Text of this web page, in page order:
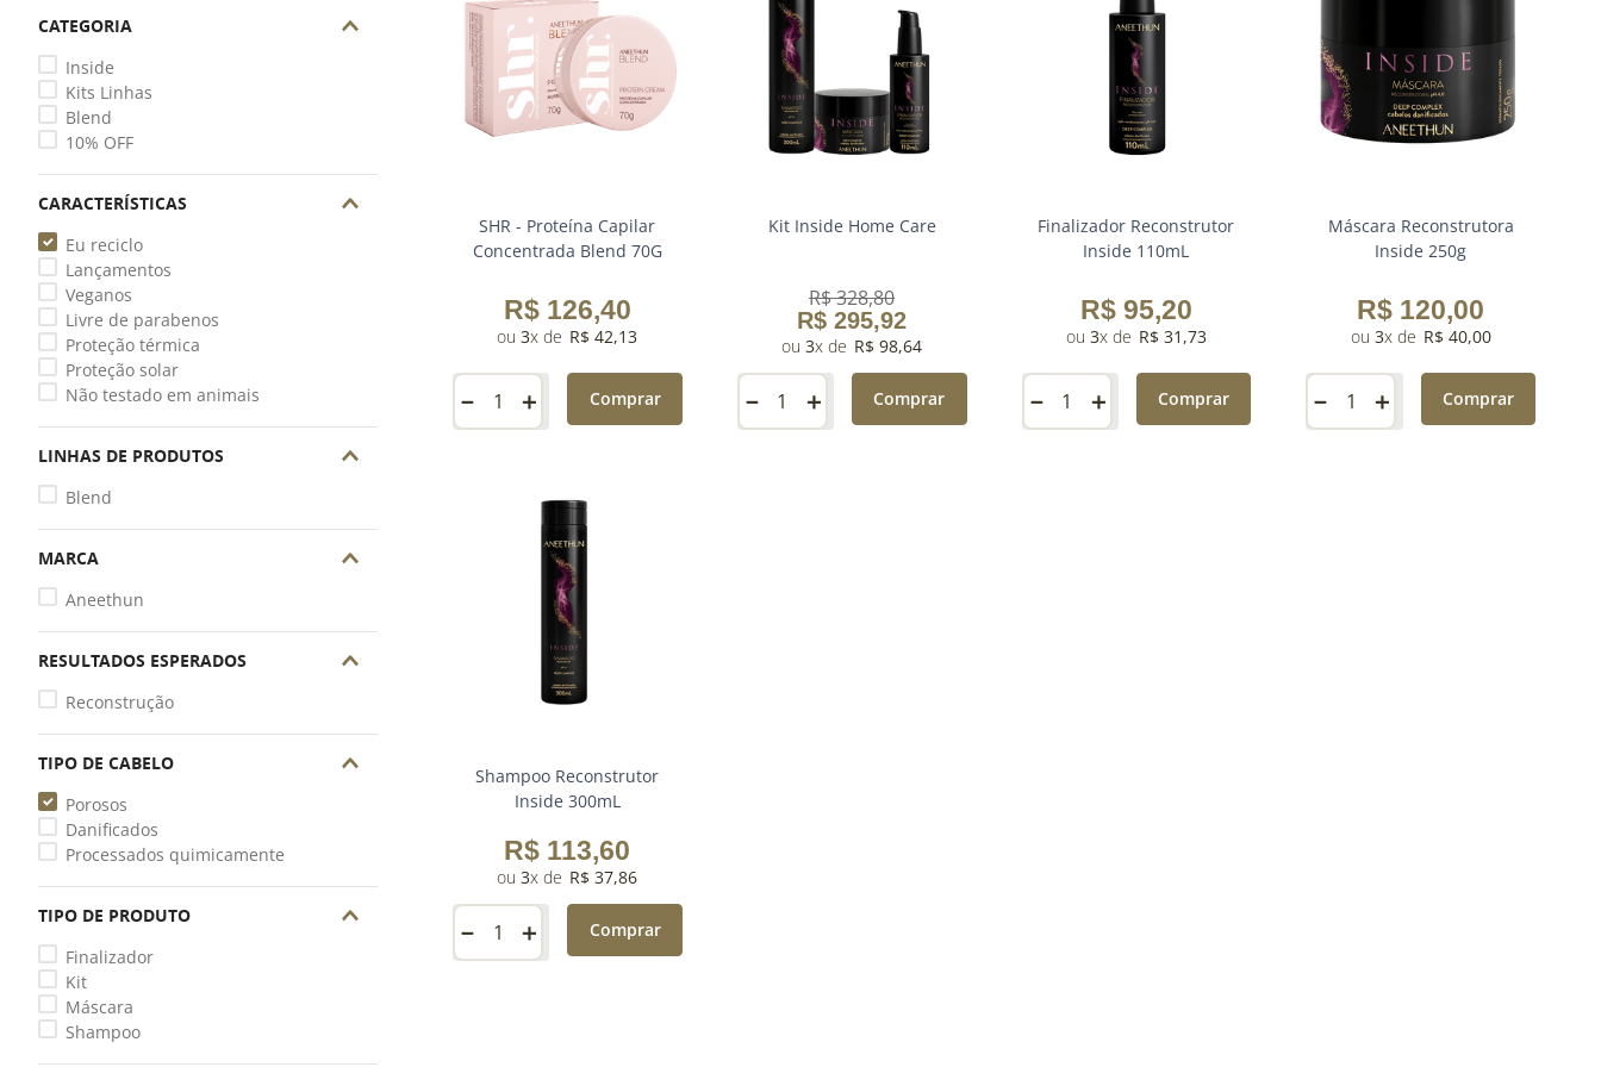
CATEGORIA
Inside
Kits Linhas
Blend
10% OFF
CARACTERÍSTICAS
Eu reciclo
Lançamentos
Veganos
Livre de parabenos
Proteção térmica
Proteção solar
Não testado em animais
LINHAS DE PRODUTOS
Blend
MARCA
Aneethun
RESULTADOS ESPERADOS
Reconstrução
TIPO DE CABELO
Porosos
Danificados
Processados quimicamente
TIPO DE PRODUTO
Finalizador
Kit
Máscara
Shampoo
SHR - Proteína Capilar
Concentrada Blend 70G
R$ 126,40
3 R$ 42,13
＋
－ Comprar
Kit Inside Home Care
R$328,80
R$ 295,92
3 R$ 98,64
＋
－ Comprar
Finalizador Reconstrutor
Inside 110mL
R$ 95,20
3 R$ 31 ,73
＋
－ Comprar
Máscara Reconstrutora
Inside 250g
R$ 120,00
3 R$ 40,00
＋
－ Comprar
Shampoo Reconstrutor
Inside 300mL
R$ 113,60
3 R$ 37,86
＋
－ Comprar